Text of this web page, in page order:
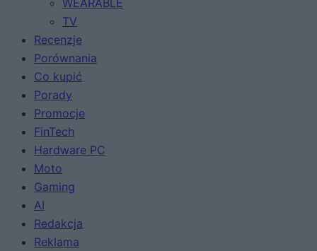
WEARABLE
TV
Recenzje
Porównania
Co kupić
Porady
Promocje
FinTech
Hardware PC
Moto
Gaming
AI
Redakcja
Reklama